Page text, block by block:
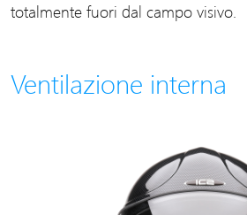
totalmente fuori dal campo visivo.
Ventilazione interna